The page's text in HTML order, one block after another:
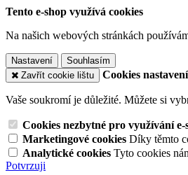
Tento e-shop využívá cookies
Na našich webových stránkách
Nastavení
Souhlasím
Zavřít cookie lištu
Cookies nastavení
Vaše soukromí je důležité. Můžete si
Cookies nezbytné pro využívání e-
Marketingové cookies Díky těmto
Analytické cookies Tyto cookies
Potvrzuji